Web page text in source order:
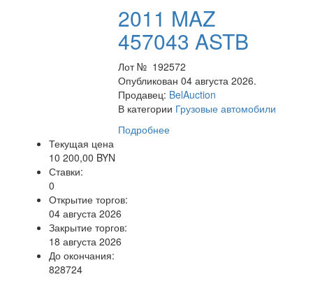
2011 MAZ
457043 ASTB
Лот № 192572
Опубликован 04 августа 2026.
Продавец: BelAuction
В категории Грузовые автомобили
Подробнее
Текущая цена
10 200,00 BYN
Ставки:
0
Открытие торгов:
04 августа 2026
Закрытие торгов:
18 августа 2026
До окончания:
828724